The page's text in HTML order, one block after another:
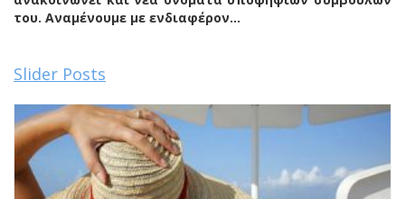
του. Αναμένουμε με ενδιαφέρον…
Slider Posts